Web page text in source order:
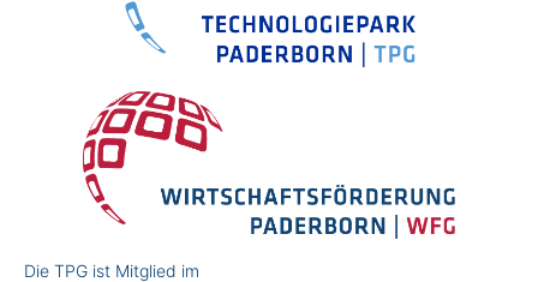
Die TPG ist Mitglied im